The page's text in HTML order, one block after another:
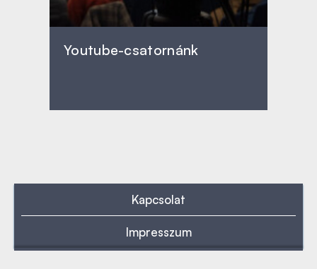
Youtube-csatornánk
Kapcsolat
Impresszum